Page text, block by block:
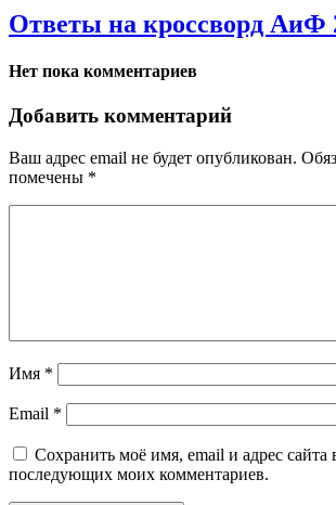
Ответы на кроссворд АиФ
Нет пока комментариев
Добавить комментарий
Ваш адрес email не будет опубликован.
помечены *
Имя *
Email *
Сохранить моё имя, email и адрес сайта
последующих моих комментариев.